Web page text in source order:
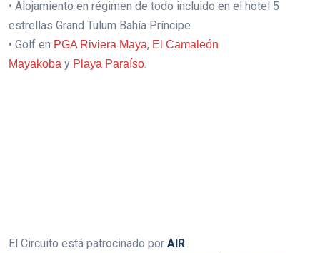
• Alojamiento en régimen de todo incluido en el hotel 5
estrellas Grand Tulum Bahía Príncipe
• Golf en PGA Riviera Maya, El Camaleón
Mayakoba y Playa Paraíso.
El Circuito está patrocinado por AIR